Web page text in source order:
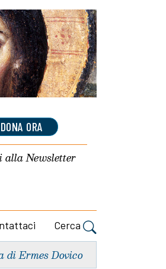
DONA ORA
allaNewsletter
Cerca
di Ermes Dovico